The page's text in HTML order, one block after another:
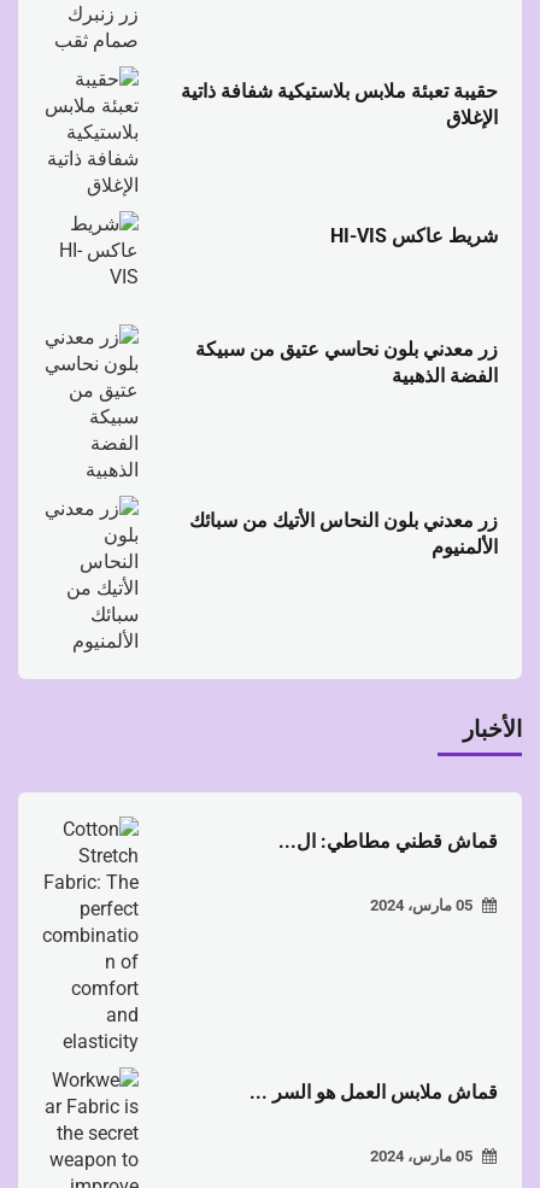
حقيبة تعبئة ملابس بلاستيكية شفافة ذاتية
الإغلاق
شريط عاكس HI-VIS
زر معدني بلون نحاسي عتيق من سبيكة
الفضة الذهبية
زر معدني بلون النحاس الأتيك من سبائك
الألمنيوم
الأخبار
قماش قطني مطاطي: ال...
قماش ملابس العمل هو السر ...